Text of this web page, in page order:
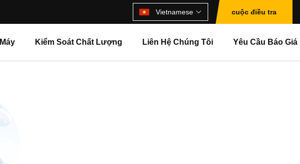
Vietnamese cuộc điều tra
Kiểm Soát Chất Lượng Liên Hệ Chúng Tôi Yêu Cầu Báo Giá